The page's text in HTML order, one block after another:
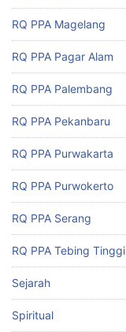
RQ PPA Magelang
RQ PPA Pagar Alam
RQ PPA Palembang
RQ PPA Pekanbaru
RQ PPA Purwakarta
RQ PPA Purwokerto
RQ PPA Serang
RQ PPA Tebing Tinggi
Sejarah
Spiritual